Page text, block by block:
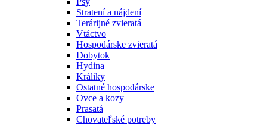
Stratení a nájdení
Terárijné zvieratá
Vtáctvo
Hospodárske zvieratá
Dobytok
Hydina
Králiky
Ostatné hospodárske
Ovce a kozy
Prasatá
Chovateľské potreby